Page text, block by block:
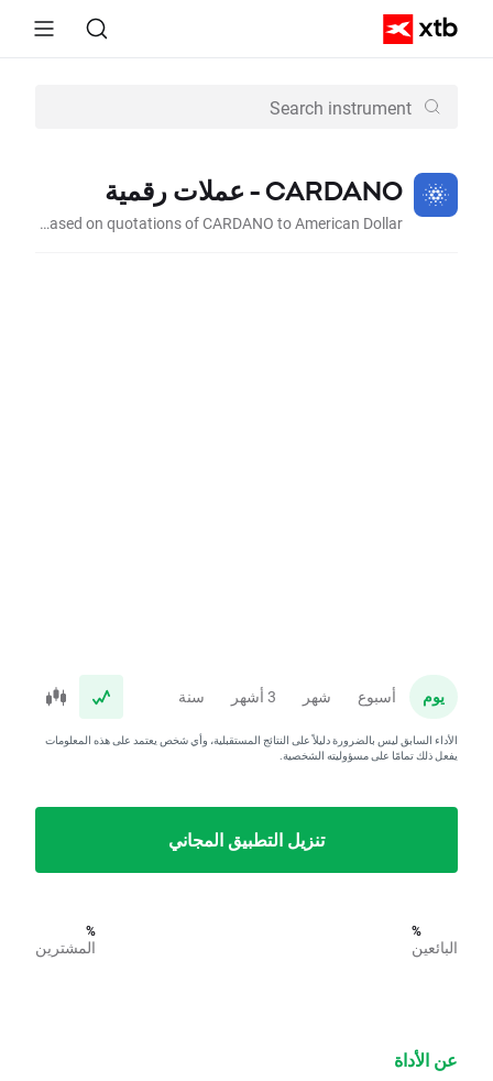
CARDANO - عملات رقمية
Instrument which price is based on quotations of CARDANO to American Dollar.
يوم أسبوع شهر 3 أشهر سنة
الأداء السابق ليس بالضرورة دليلاً على النتائج المستقبلية، وأي شخص يعتمد على هذه المعلومات
يفعل ذلك تمامًا على مسؤوليته الشخصية.
تنزيل التطبيق المجاني
%
البائعين
%
المشترين
عن الأداة